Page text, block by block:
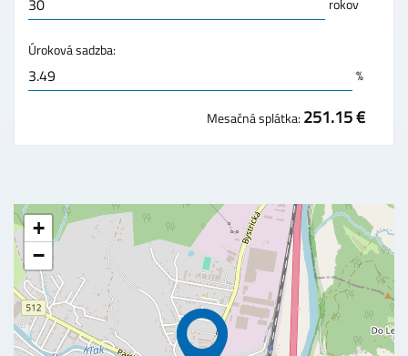
rokov
Úroková sadzba:
%
Mesačná splátka: 251.15 €
+
−